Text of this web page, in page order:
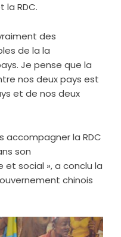
RDC.
des
de la la
Je pense que la
nos deux pays est
et de nos deux
accompagner la RDC
son
social », a conclu la
chinois